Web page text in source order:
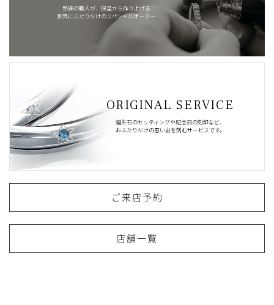
熟練の職人が、原型から作り上げる
世界にふたりだけのスペシャルオーダー
ORIGINAL SERVICE
誕生石のセッティングや記念日の刻印など、
おふたりだけの思い出を刻むサービスです。
ご来店予約
店舗一覧